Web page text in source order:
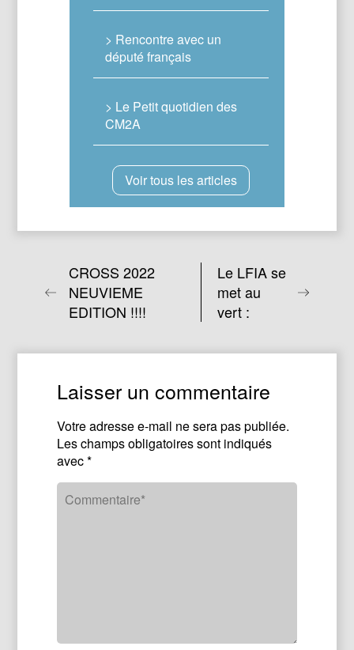
> Rencontre avec un
député français
> Le Petit quotidien des
CM2A
Voir tous les articles
CROSS 2022
NEUVIEME
EDITION !!!!
Le LFIA se
met au
vert :
Laisser un commentaire
Votre adresse e-mail ne sera pas publiée.
Les champs obligatoires sont indiqués
avec*